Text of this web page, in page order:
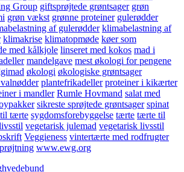
Group giftsprøjtede grøntsager grøn
grøn vækst grønne proteiner gulerødder
af gulerødder klimabelastning af
klimakrise klimatopmøde køer som
med kålkjole linseret med kokos mad i
mandelgave mest økologi for pengene
økologi økologiske grøntsager
plantefrikadeller proteiner i kikærter
i mandler Rumle Hovmand salat med
sikreste sprøjtede grøntsager spinat
tærte sygdomsforebyggelse tærte tærte til
vegetarisk julemad vegetarisk livsstil
Veggieness vintertærte med rodfrugter
www.ewg.org